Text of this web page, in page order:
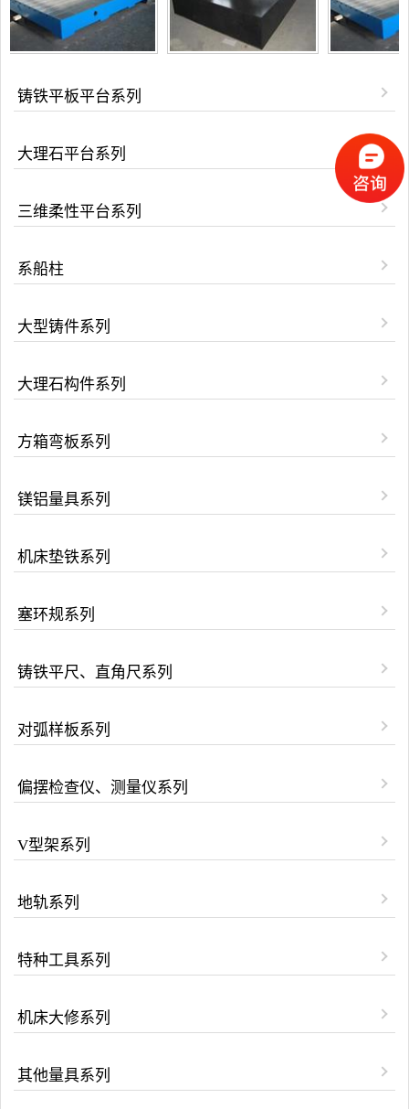
铸铁平板平台系列
大理石平台系列
三维柔性平台系列
系船柱
大型铸件系列
大理石构件系列
方箱弯板系列
镁铝量具系列
机床垫铁系列
塞环规系列
铸铁平尺、直角尺系列
对弧样板系列
偏摆检查仪、测量仪系列
V型架系列
地轨系列
特种工具系列
机床大修系列
其他量具系列